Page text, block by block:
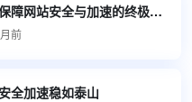
蓝易云高防CDN保障网站安全与加速的终极选择
前
全加速稳如泰山